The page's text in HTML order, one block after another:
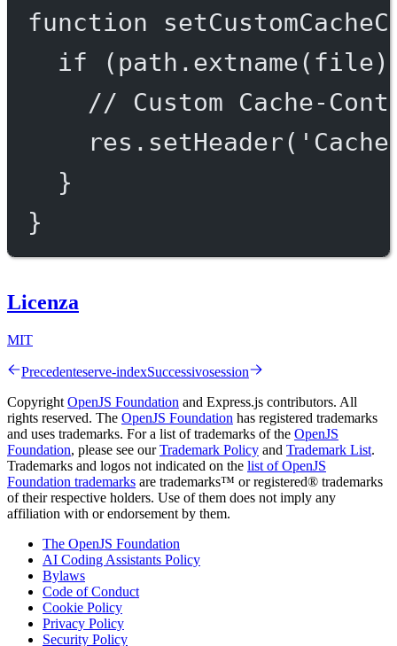
function
if (path. extname
// Custom Cache-
res. setHeader(
}
}
Licenza
MIT
Precedenteserve-indexSuccessivosession
Copyright OpenJS Foundation and Express.js contributors. All
rights reserved. The OpenJS Foundation has registered trademarks
and uses trademarks. For a list of trademarks of the OpenJS
Foundation, please see ourTrademark Policy and Trademark List.
Trademarks and logos not indicated on the list of OpenJS
Foundation trademarks are trademarks™ or registered® trademarks
of their respective holders. Use of them does not imply any
affiliation with or endorsement by them.
The OpenJS Foundation
AI Coding Assistants Policy
Bylaws
Code of Conduct
Cookie Policy
Privacy Policy
Security Policy